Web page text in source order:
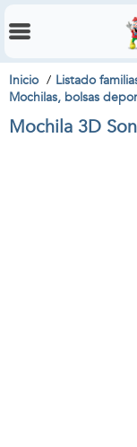
Inicio Listado
Mochilas, bolsas
Mochila 3D